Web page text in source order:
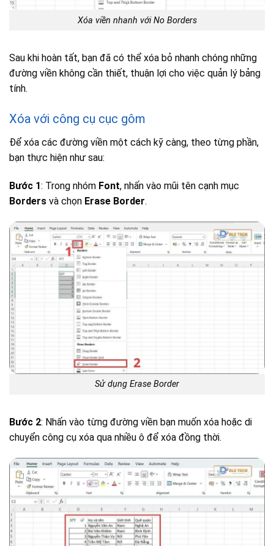
Xóa viền nhanh với No Borders
Sau khi hoàn tất, bạn đã có thể xóa bỏ nhanh chóng những
đường viền không cần thiết, thuận lợi cho việc quản lý bảng
tính.
Xóa với công cụ cục gôm
Để xóa các đường viền một cách kỹ càng, theo từng phần,
bạn thực hiện như sau:
Bước 1: Trong nhóm Font, nhấn vào mũi tên cạnh mục
Borders và chọn Erase Border.
Sử dụng Erase Border
Bước 2: Nhấn vào từng đường viền bạn muốn xóa hoặc di
chuyển công cụ xóa qua nhiều ô để xóa đồng thời.